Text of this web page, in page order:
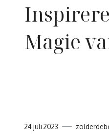
Magie
24 juli 2023